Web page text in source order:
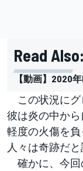
Read Also:
【動画】2020
この状況にグ
彼は炎の中か
軽度の火傷を
人々は奇跡だと
確かに、今回